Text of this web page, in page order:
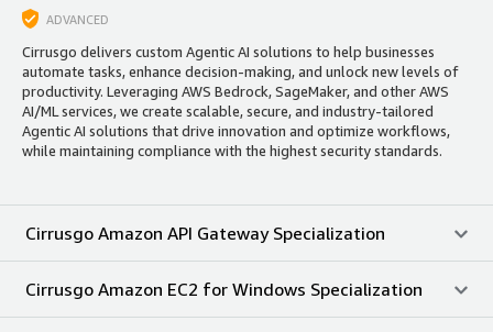
ADVANCED
Cirrusgo delivers custom Agentic AI solutions to help businesses
automate tasks, enhance decision-making, and unlock new levels of
productivity. Leveraging AWS Bedrock, SageMaker, and other AWS
AI/ML services, we create scalable, secure, and industry-tailored
Agentic AI solutions that drive innovation and optimize workflows,
while maintaining compliance with the highest security standards.
Cirrusgo Amazon API Gateway Specialization
Cirrusgo Amazon EC2 for Windows Specialization